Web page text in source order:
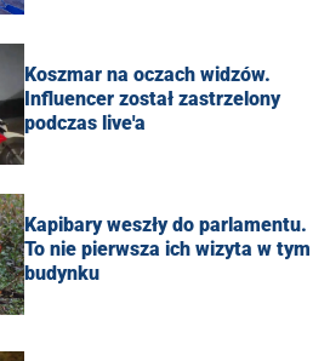
Koszmar na oczach widzów.
Influencer został zastrzelony
podczas live'a
Kapibary weszły do parlamentu.
To nie pierwsza ich wizyta w tym
budynku